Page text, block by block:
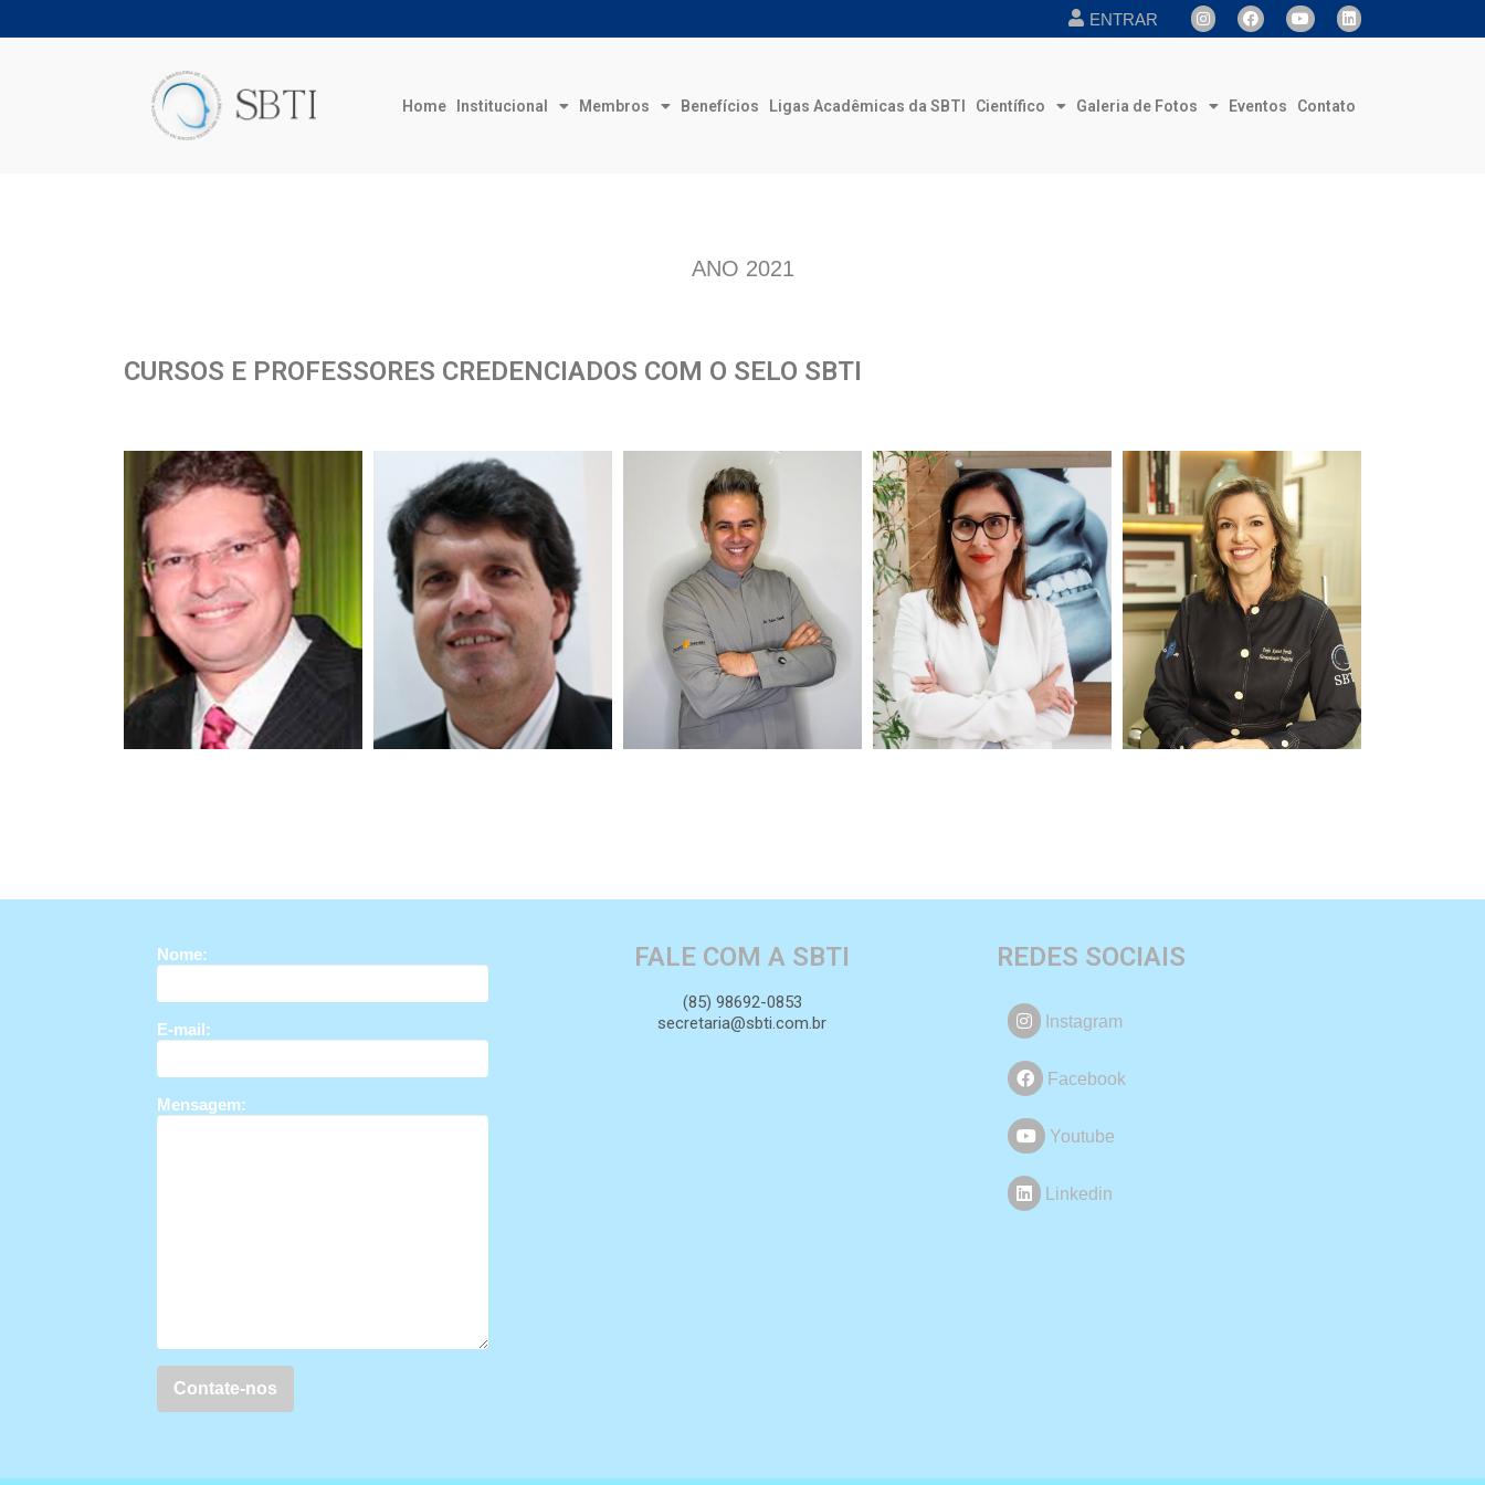
ENTRAR
Home Institucional Membros Benefícios Ligas Acadêmicas da SBTI Científico Galeria de Fotos Eventos Contato
ANO 2021
CURSOS E PROFESSORES CREDENCIADOS COM O SELO SBTI
Nome:
E-mail:
Mensagem:
FALE COM A SBTI
(85) 98692-0853
secretaria@sbti.com.br
REDES SOCIAIS
Instagram
Facebook
Youtube
Linkedin